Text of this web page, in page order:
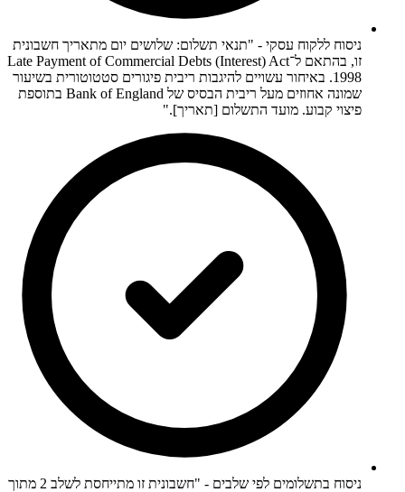
ניסוח ללקוח עסקי - "תנאי תשלום: שלושים יום מתאריך חשבונית
זו, בהתאם ל־Late Payment of Commercial Debts (Interest) Act
1998. באיחור עשויים להיגבות ריבית פיגורים סטטוטורית בשיעור
שמונה אחוזים מעל ריבית הבסיס של Bank of England בתוספת
פיצוי קבוע. מועד התשלום [תאריך]."
ניסוח בתשלומים לפי שלבים - "חשבונית זו מתייחסת לשלב 2 מתוך